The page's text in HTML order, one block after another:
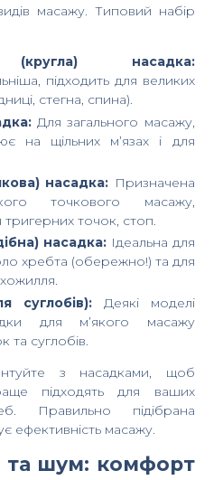
масажу. Типовий набір
(кругла) насадка:
підходить для великих
стегна, спина).
Для загального масажу,
на щільних м’язах і для
насадка: Призначена
точкового масажу,
точок, стоп.
насадка: Ідеальна для
хребта (обережно!) та для
суглобів): Деякі моделі
для м’якого масажу
та суглобів.
з насадками, щоб
підходять для ваших
Правильно підібрана
ефективність масажу.
та шум: комфорт